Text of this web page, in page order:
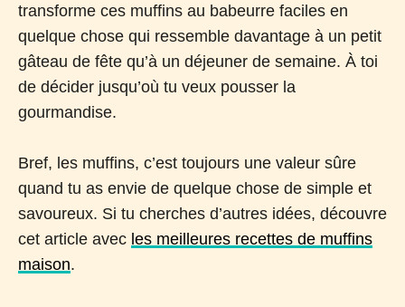
transforme ces muffins au babeurre faciles en
quelque chose qui ressemble davantage à un petit
gâteau de fête qu’à un déjeuner de semaine. À toi
de décider jusqu’où tu veux pousser la
gourmandise.
Bref, les muffins, c’est toujours une valeur sûre
quand tu as envie de quelque chose de simple et
savoureux. Si tu cherches d’autres idées, découvre
cet article avec les meilleures recettes de muffins
maison.